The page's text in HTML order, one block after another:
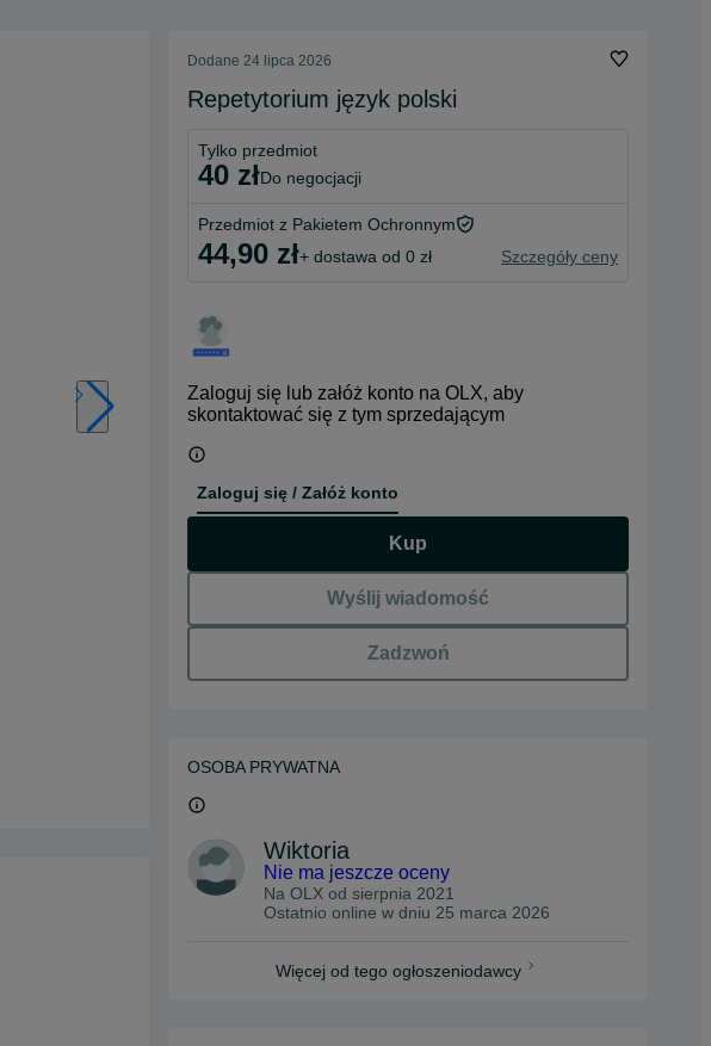
Dodane 24 lipca 2026
Repetytorium język polski
Tylko przedmiot
40 zł do negocjacji
Przedmiot z Pakietem Ochronnym
44,90 zł+ dostawa od 0 zł Szczegóły ceny
Zaloguj się lub załóż konto na OLX, aby
skontaktować się z tym sprzedającym
Zaloguj się / Załóż konto
Kup
Wyślij wiadomość
Zadzwoń
OSOBA PRYWATNA
Wiktoria
Nie ma jeszcze oceny
Na OLX od sierpnia 2021
Ostatnio online w dniu 25 marca 2026
Więcej od tego ogłoszeniodawcy